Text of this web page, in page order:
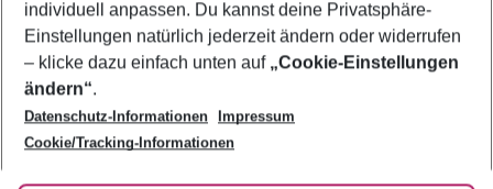
Über uns
AGB
Bestpreisgarantie
Cookie-Einstellungen ändern
Cookie-Richtlinie
Agenturbetreuung
Barrierefreies Reisen
Folge uns
individuell anpassen. Du kannst deine Privatsphäre-
Einstellungen natürlich jederzeit ändern oder widerrufen
– klicke dazu einfach unten auf „Cookie-Einstellungen
ändern“.
Datenschutz-Informationen
Impressum
Cookie/Tracking-Informationen